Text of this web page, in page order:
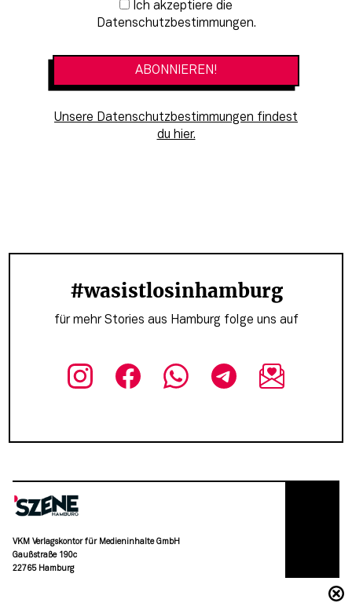
Newsletter-Anmeldung
Datenschutzbestimmungen.
Unsere Datenschutzbestimmungen findest
du hier.
#wasistlosinhamburg
für mehr Stories aus Hamburg folge uns auf
VKM Verlagskontor für Medieninhalte GmbH
Gaußstraße 190c
22765 Hamburg